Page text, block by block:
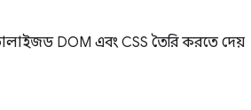
DOM এবং CSS তৈরি করতে দেয়